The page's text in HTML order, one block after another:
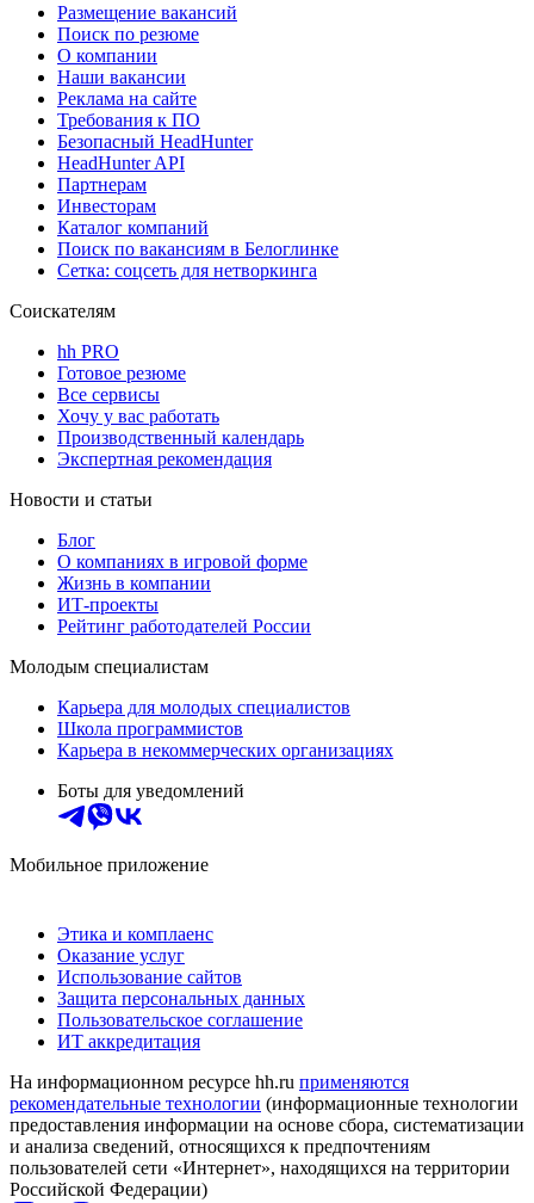
Размещение вакансий
Поиск по резюме
О компании
Наши вакансии
Реклама на сайте
Требования к ПО
Безопасный HeadHunter
HeadHunter API
Партнерам
Инвесторам
Каталог компаний
Поиск по вакансиям в Белоглинке
Сетка: соцсеть для нетворкинга
Соискателям
hh PRO
Готовое резюме
Все сервисы
Хочу у вас работать
Производственный календарь
Экспертная рекомендация
Новости и статьи
Блог
О компаниях в игровой форме
Жизнь в компании
ИТ-проекты
Рейтинг работодателей России
Молодым специалистам
Карьера для молодых специалистов
Школа программистов
Карьера в некоммерческих организациях
Боты для уведомлений
Мобильное приложение
Этика и комплаенс
Оказание услуг
Использование сайтов
Защита персональных данных
Пользовательское соглашение
ИТ аккредитация
На информационном ресурсе hh.ru применяются
рекомендательные технологии (информационные технологии
предоставления информации на основе сбора, систематизации
и анализа сведений, относящихся к предпочтениям
пользователей сети «Интернет», находящихся на территории
Российской Федерации)